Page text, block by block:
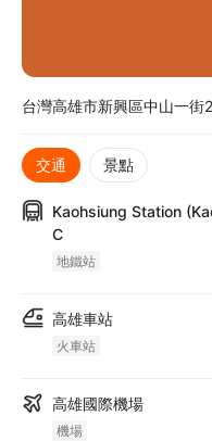
台灣高雄市新興區中山一街
交通 景點
Kaohsiung Station
C
地鐵站
高雄車站
火車站
高雄國際機場
機場